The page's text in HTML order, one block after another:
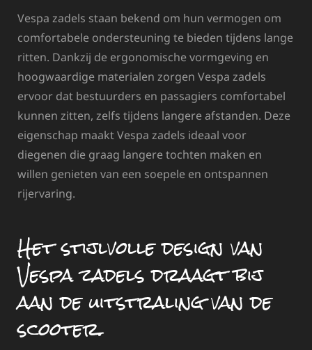
Vespa zadels staan bekend om hun vermogen om
comfortabele ondersteuning te bieden tijdens lange
ritten. Dankzij de ergonomische vormgeving en
hoogwaardige materialen zorgen Vespa zadels
ervoor dat bestuurders en passagiers comfortabel
kunnen zitten, zelfs tijdens langere afstanden. Deze
eigenschap maakt Vespa zadels ideaal voor
diegenen die graag langere tochten maken en
willen genieten van een soepele en ontspannen
rijervaring.
Het stijlvolle design van
Vespa zadels draagt bij
aan de uitstraling van de
scooter.